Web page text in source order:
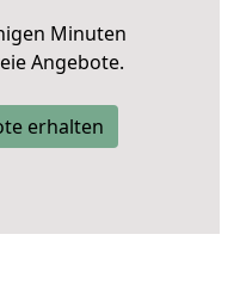
Minuten
Angebote.
erhalten